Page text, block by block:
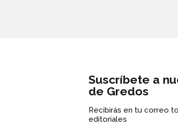
Suscríbete a
de Gredos
Recibirás en tu correo
editoriales